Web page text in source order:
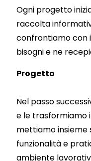
Ogni progetto
raccolta
confrontiamo con
bisogni e ne
Progetto
Nel passo
e le trasformiamo
mettiamo insieme
funzionalità e
ambiente